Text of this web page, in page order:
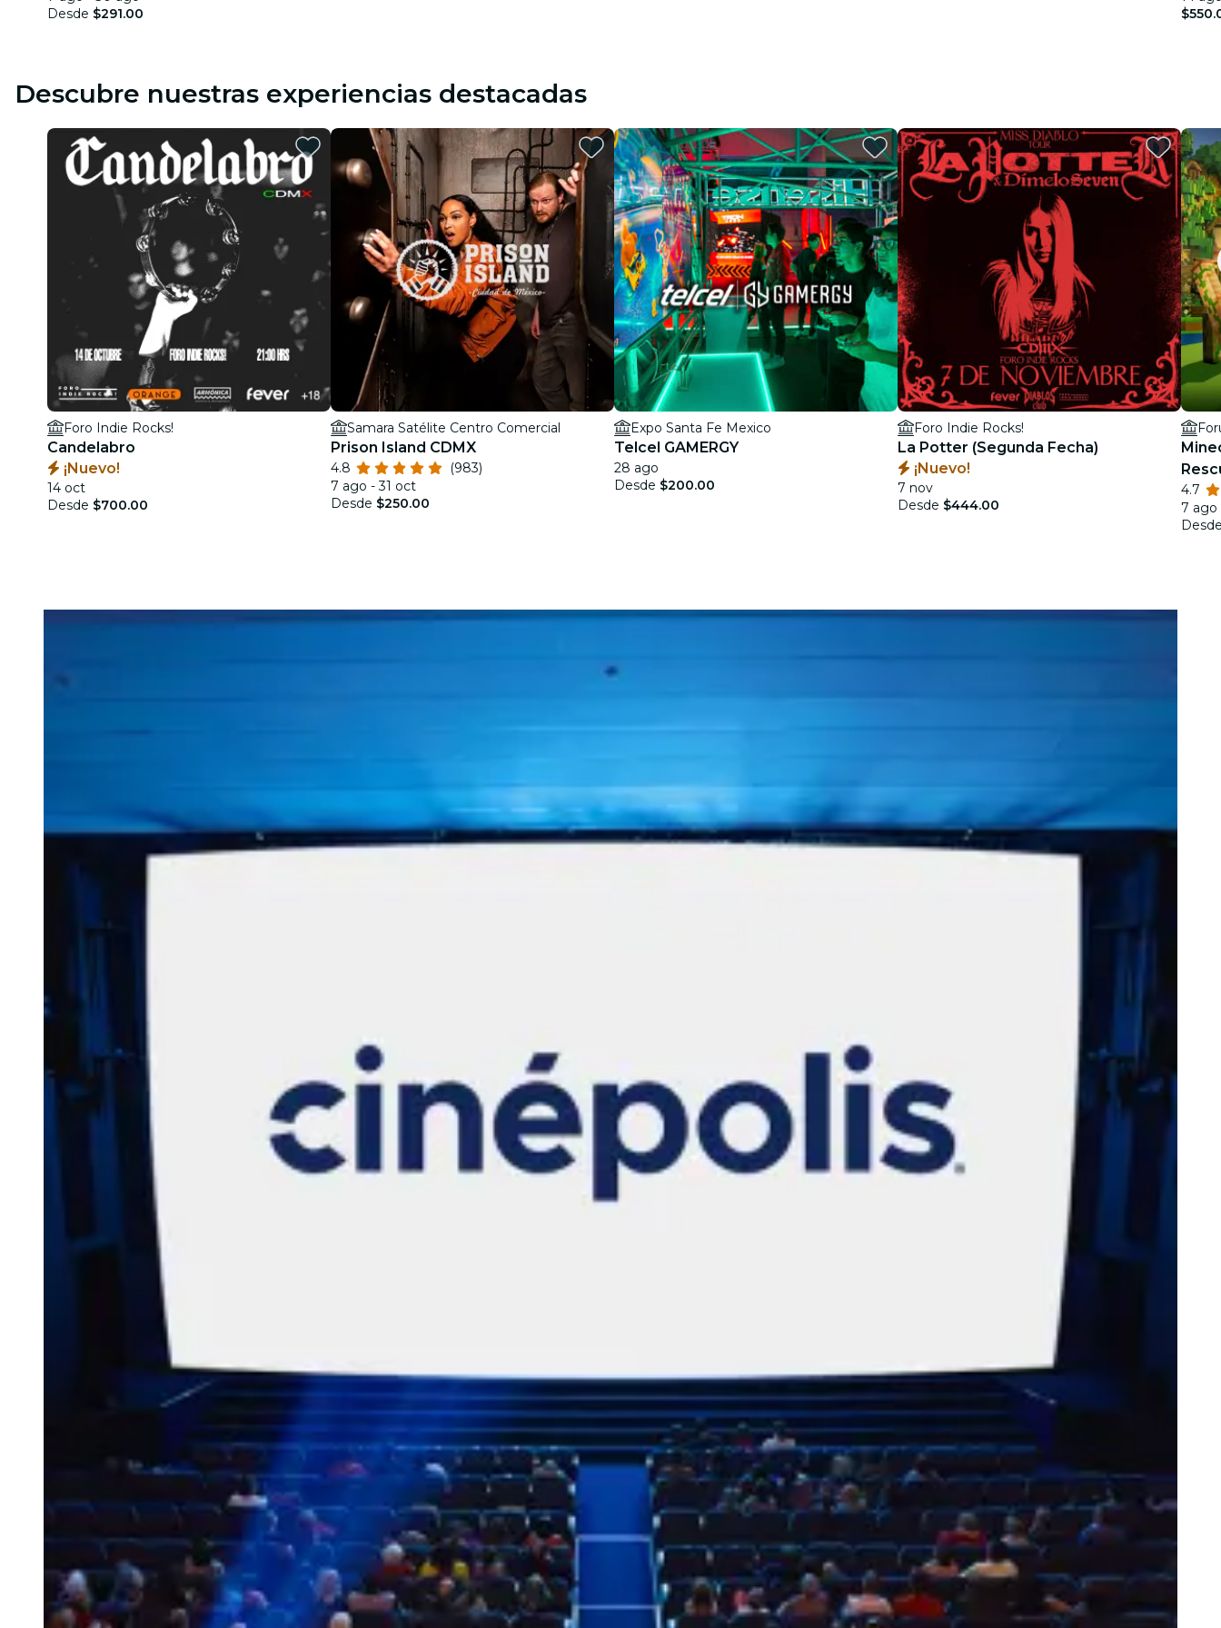
Desde $291.00
Descubre nuestras experiencias destacadas
Foro Indie Rocks!
Candelabro
¡Nuevo!
14 oct
Desde $700.00
Samara Satélite Centro Comercial
Prison Island CDMX
4.8
(983)
7 ago - 31 oct
Desde $250.00
Expo Santa Fe Mexico
Telcel GAMERGY
28 ago
Desde $200.00
Foro Indie Rocks!
La Potter (Segunda Fecha)
¡Nuevo!
7 nov
Desde $444.00
4.7
7 ago